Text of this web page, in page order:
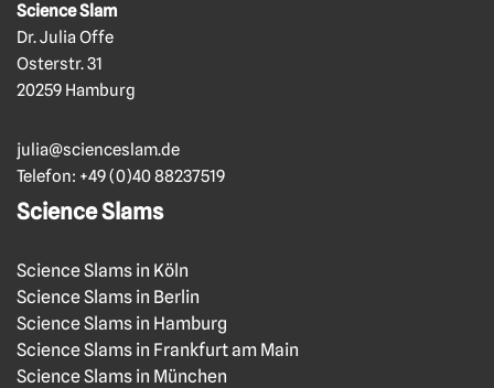
Science Slam
Dr. Julia Offe
Osterstr. 31
20259 Hamburg
julia@scienceslam.de
Telefon: +49 (0)40 88237519
Science Slams
Science Slams in Köln
Science Slams in Berlin
Science Slams in Hamburg
Science Slams in Frankfurt am Main
Science Slams in München